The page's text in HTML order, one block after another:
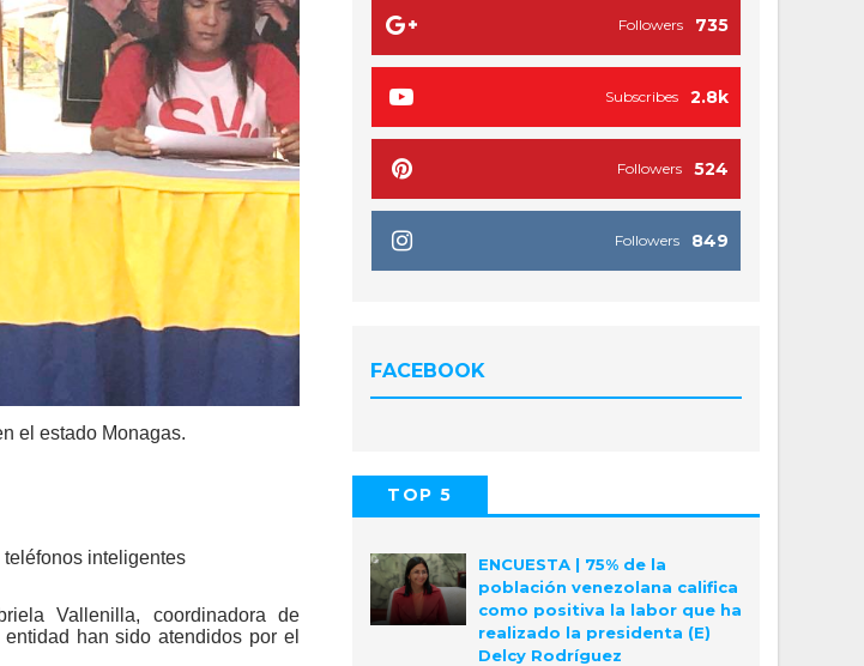
el estado Monagas.
inteligentes
Vallenilla, coordinadora de
han sido atendidos por el
735
Followers
2.8k
Subscribes
524
Followers
849
Followers
FACEBOOK
TOP 5
ENCUESTA | 75% de la
población venezolana califica
como positiva la labor que ha
realizado la presidenta (E)
Delcy Rodríguez